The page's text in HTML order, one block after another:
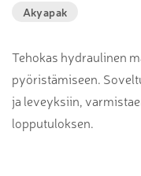
Akyapak
Tehokas hydraulinen
pyöristämiseen.
ja leveyksiin,
lopputuloksen.